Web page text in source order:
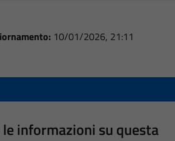
10/01/2026, 21:11
informazioni su questa